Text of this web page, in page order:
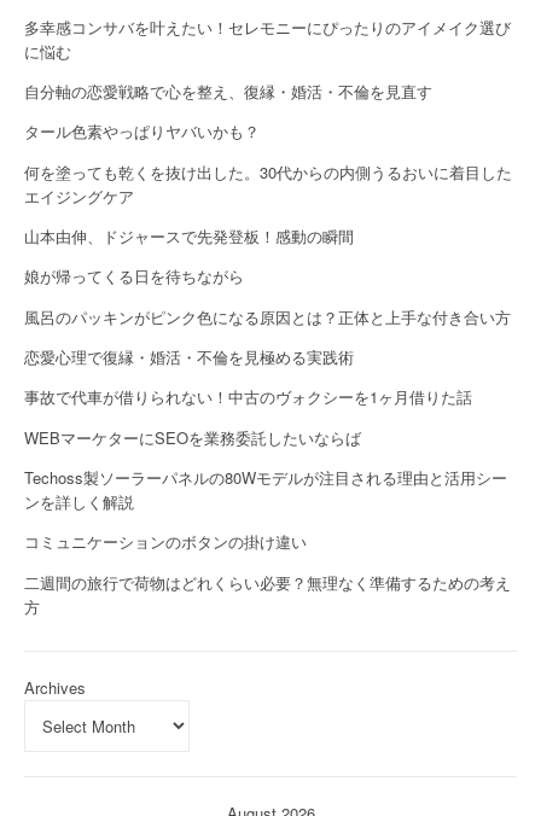
多幸感コンサバを叶えたい！セレモニーにぴったりのアイメイク選び
に悩む
自分軸の恋愛戦略で心を整え、復縁・婚活・不倫を見直す
タール色素やっぱりヤバいかも？
何を塗っても乾くを抜け出した。30代からの内側うるおいに着目した
エイジングケア
山本由伸、ドジャースで先発登板！感動の瞬間
娘が帰ってくる日を待ちながら
風呂のパッキンがピンク色になる原因とは？正体と上手な付き合い方
恋愛心理で復縁・婚活・不倫を見極める実践術
事故で代車が借りられない！中古のヴォクシーを1ヶ月借りた話
WEBマーケターにSEOを業務委託したいならば
Techoss製ソーラーパネルの80Wモデルが注目される理由と活用シー
ンを詳しく解説
コミュニケーションのボタンの掛け違い
二週間の旅行で荷物はどれくらい必要？無理なく準備するための考え
方
Archives